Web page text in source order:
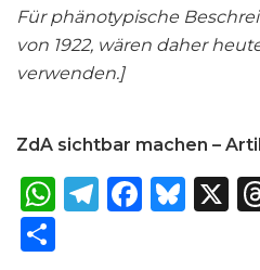
Für phänotypische
von 1922, wären daher
verwenden.]
ZdA sichtbar machen –
W T
F
B X